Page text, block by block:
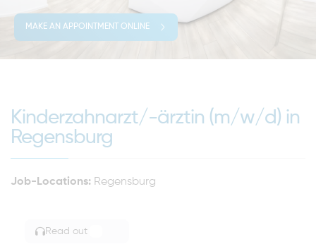
MAKE AN APPOINTMENT ONLINE
Kinderzahnarzt/-ärztin (m/w/d) in
Regensburg
Job-Locations: Regensburg
Read out